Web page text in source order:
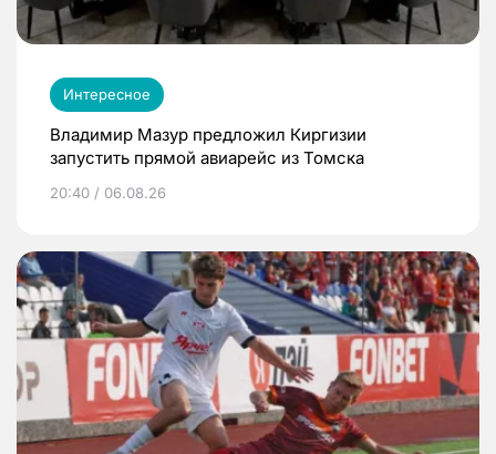
Интересное
Владимир Мазур предложил Киргизии
запустить прямой авиарейс из Томска
20:40 / 06.08.26